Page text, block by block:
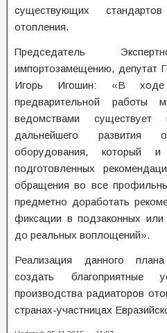
существующих
отопления.
Председатель
импортозамещению, депутат
Игорь Игошин: «В
предварительной
ведомствами существует
дальнейшего развития
оборудования, который
подготовленных
обращения во все
предметно доработать
фиксации в подзаконных или
до реальных воплощений».
Реализация данного
создать благоприятные
производства радиаторов
странах-участницах